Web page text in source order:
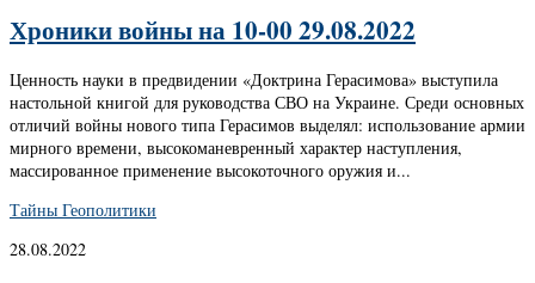
Хроники войны на 10-00 29.08.2022
Ценность науки в предвидении «Доктрина Герасимова» выступила
настольной книгой для руководства СВО на Украине. Среди основных
отличий войны нового типа Герасимов выделял: использование армии
мирного времени, высокоманевренный характер наступления,
массированное применение высокоточного оружия и...
Тайны Геополитики
28.08.2022